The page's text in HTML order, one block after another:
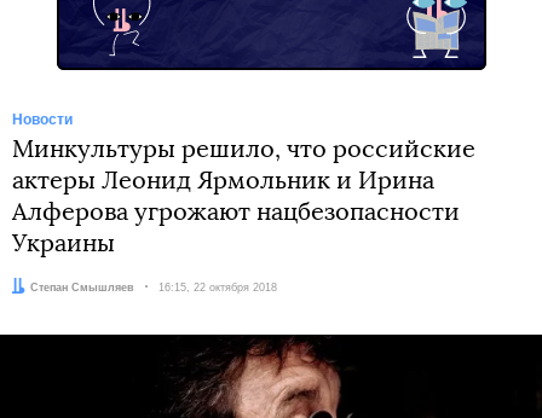
Новости
Минкультуры решило, что российские
актеры Леонид Ярмольник и Ирина
Алферова угрожают нацбезопасности
Украины
Автор:
Степан Смышляев Дата:
16:15, 22 октября 2018